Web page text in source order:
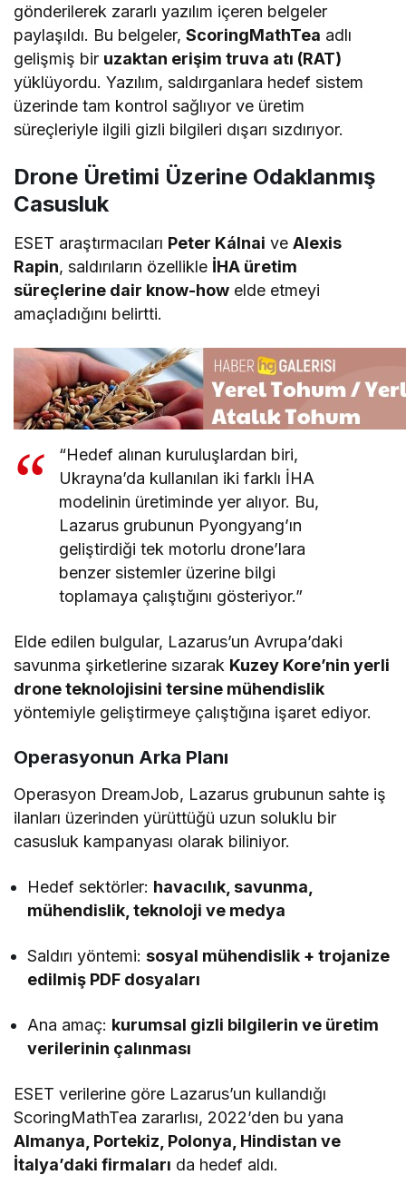
gönderilerek zararlı yazılım içeren belgeler
paylaşıldı. Bu belgeler,ScoringMathTea adlı
gelişmiş bir uzaktan erişim truva atı (RAT)
yüklüyordu. Yazılım, saldırganlara hedef sistem
üzerinde tam kontrol sağlıyor ve üretim
süreçleriyle ilgili gizli bilgileri dışarı sızdırıyor.
Drone Üretimi Üzerine Odaklanmış
Casusluk
ESET araştırmacıları Peter Kálnai veAlexis
Rapin, saldırıların özellikle İHA üretim
süreçlerine dair know-how elde etmeyi
amaçladığını belirtti.
“Hedef alınan kuruluşlardan biri,
Ukrayna’da kullanılan iki farklı İHA
modelinin üretiminde yer alıyor. Bu,
Lazarus grubunun Pyongyang’ın
geliştirdiği tek motorlu drone’lara
benzer sistemler üzerine bilgi
toplamaya çalıştığını gösteriyor.”
Elde edilen bulgular, Lazarus’un Avrupa’daki
savunma şirketlerine sızarak Kuzey Kore’nin yerli
drone teknolojisini tersine mühendislik
yöntemiyle geliştirmeye çalıştığına işaret ediyor.
Operasyonun Arka Planı
Operasyon DreamJob, Lazarus grubunun sahte iş
ilanları üzerinden yürüttüğü uzun soluklu bir
casusluk kampanyası olarak biliniyor.
Hedef sektörler: havacılık, savunma,
mühendislik, teknoloji ve medya
Saldırı yöntemi:sosyal mühendislik + trojanize
edilmiş PDF dosyaları
Ana amaç: kurumsal gizli bilgilerin ve üretim
verilerinin çalınması
ESET verilerine göre Lazarus’un kullandığı
ScoringMathTea zararlısı, 2022’den bu yana
Almanya, Portekiz, Polonya, Hindistan ve
İtalya’daki firmaları da hedef aldı.